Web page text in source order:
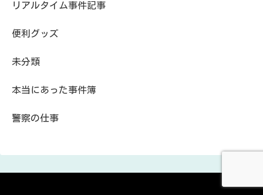
リアルタイム事件記事
便利グッズ
未分類
本当にあった事件簿
警察の仕事